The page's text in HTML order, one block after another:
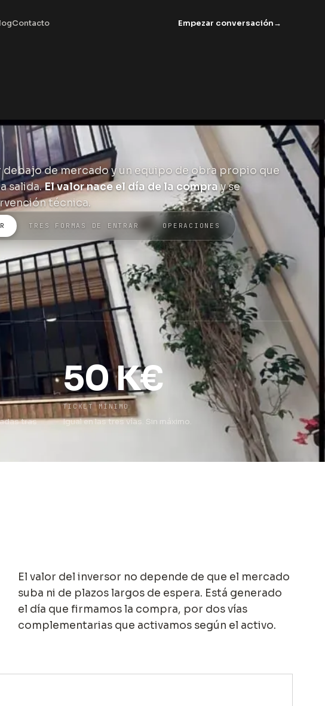
Contacto Empezar conversación→
debajo de mercado y un equipo de obra propio que
salida.El valor nace el día de la compray se
técnica.
TRES FORMAS DE ENTRAR OPERACIONES
tras
50 K€
TICKET MÍNIMO
Igual en las tres vías. Sin máximo.
El valor del inversor no depende de que el mercado
suba ni de plazos largos de espera. Está generado
el día que firmamos la compra, por dos vías
complementarias que activamos según el activo.